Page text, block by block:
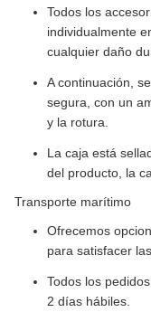
Todos los
individualmente
cualquier daño
A continuación,
segura, con un
y la rotura.
La caja está
del producto, la
Transporte marítimo
Ofrecemos
para satisfacer
Todos los
2 días hábiles.